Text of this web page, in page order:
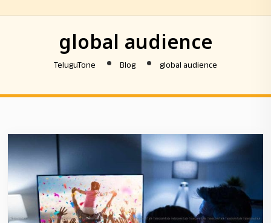
global audience
TeluguTone Blog global audience